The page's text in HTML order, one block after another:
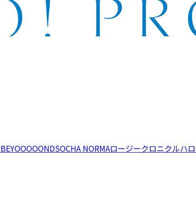
BEYOOOOONDSOCHA NORMAロージークロニクルハ